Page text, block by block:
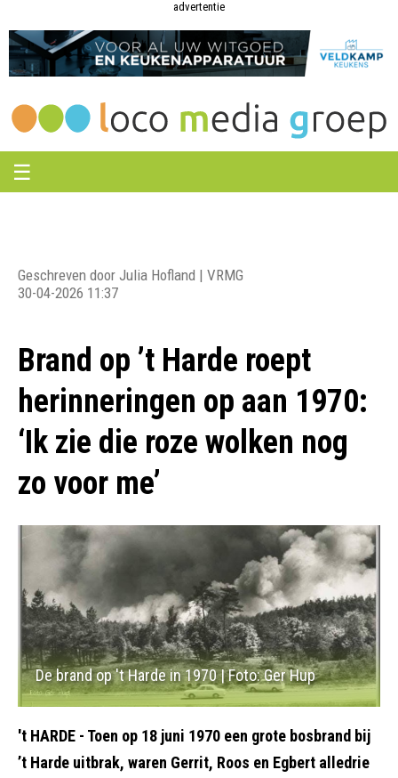
Groep
Groep
advertentie
☰
Geschreven door Julia Hofland | VRMG
30-04-2026 11:37
Brand op ’t Harde roept
herinneringen op aan 1970:
‘Ik zie die roze wolken nog
zo voor me’
De brand op 't Harde in 1970 | Foto: Ger Hup
't HARDE - Toen op 18 juni 1970 een grote bosbrand bij
’t Harde uitbrak, waren Gerrit, Roos en Egbert alledrie